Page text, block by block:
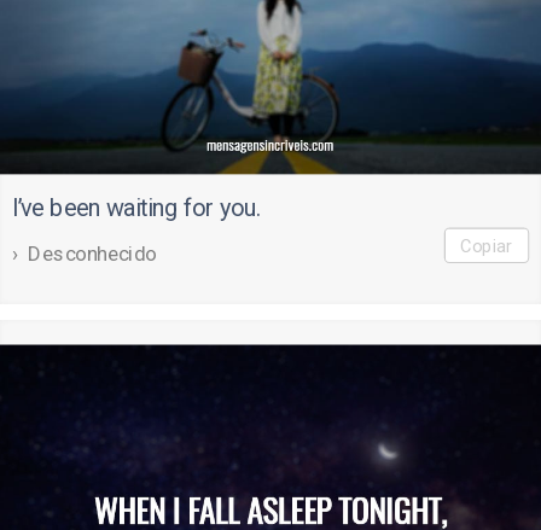
I’ve been waiting for you.
Desconhecido Copiar